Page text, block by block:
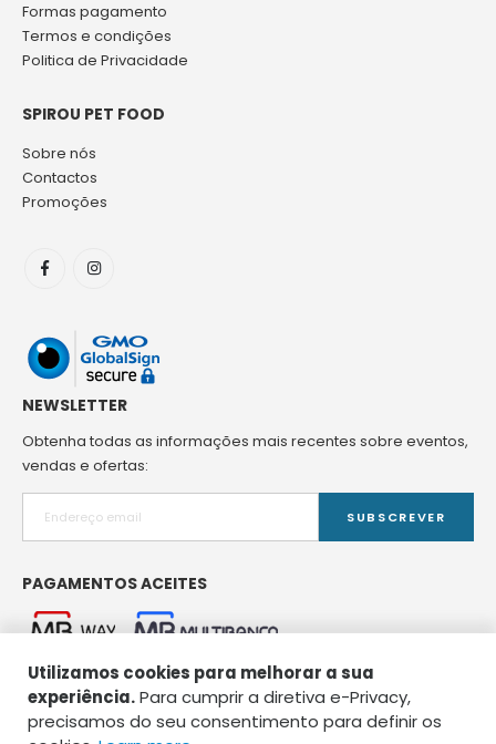
Utilizamos cookies para melhorar a sua
experiência.Para cumprir a diretiva e-Privacy,
precisamos do seu consentimento para definir os
Formas pagamento
Termos e condições
Politica de Privacidade
SPIROU PET FOOD
Sobre nós
Contactos
Promoções
NEWSLETTER
Obtenha todas as informações mais recentes sobre eventos,
vendas e ofertas:
SUBSCREVER
PAGAMENTOS ACEITES